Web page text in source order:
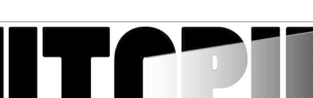
horaires, cinéma en plein air, séances du
de Sainte Livrade sur Lot